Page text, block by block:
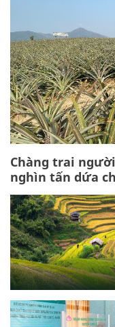
Chàng trai
nghìn tấn dứa